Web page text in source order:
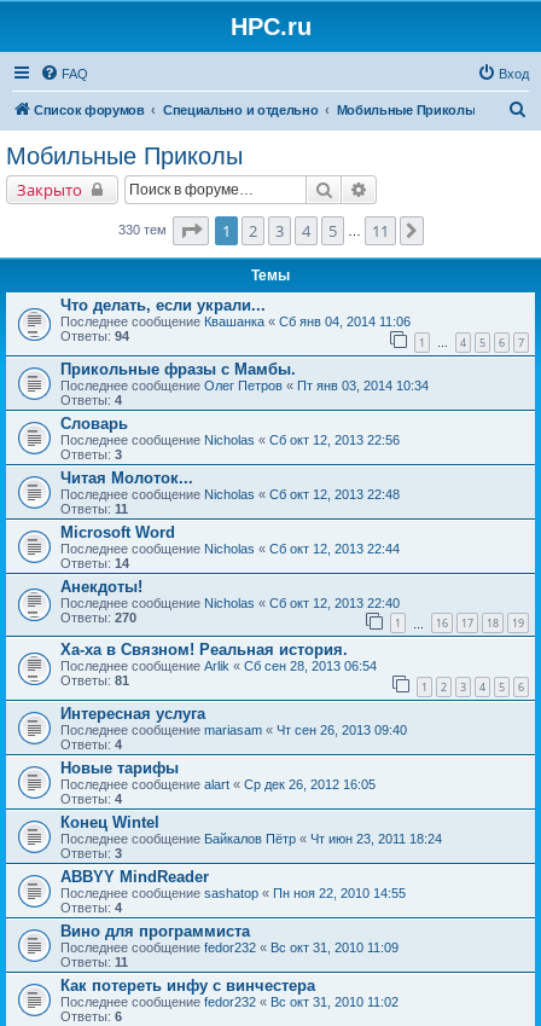
HPC.ru
FAQ Вход
Список форумов Специально и отдельно Мобильные Приколы
Мобильные Приколы
Закрыто Поиск
330 тем Страница1 из
1 2 3 4 5 11
Темы
Что делать, если украли...
Последнее сообщение Квашанка « Сб янв 04, 2014 11:06
Ответы: 94 1 … 4 5 6 7
Прикольные фразы с Мамбы.
Последнее сообщение Олег Петров « Пт янв 03, 2014 10:34
Ответы: 4
Словарь
Последнее сообщение Nicholas « Сб окт 12, 2013 22:56
Ответы: 3
Читая Молоток...
Последнее сообщение Nicholas « Сб окт 12, 2013 22:48
Ответы: 11
Microsoft Word
Последнее сообщение Nicholas « Сб окт 12, 2013 22:44
Ответы: 14
Анекдоты!
Последнее сообщение Nicholas « Сб окт 12, 2013 22:40
Ответы: 270 1 16 17 18 19
Ха-ха в Связном! Реальная история.
Последнее сообщение Arlik « Сб сен 28, 2013 06:54
Ответы: 81 1 2 3 4 5 6
Интересная услуга
Последнее сообщение mariasam « Чт сен 26, 2013 09:40
Ответы: 4
Новые тарифы
Последнее сообщение alart « Ср дек 26, 2012 16:05
Ответы: 4
Конец Wintel
Последнее сообщение Байкалов Пётр « Чт июн 23, 2011 18:24
Ответы: 3
ABBYY MindReader
Последнее сообщение sashatop « Пн ноя 22, 2010 14:55
Ответы: 4
Вино для программиста
Последнее сообщение fedor232 « Вс окт 31, 2010 11:09
Ответы: 11
Как потереть инфу с винчестера
Последнее сообщение fedor232 « Вс окт 31, 2010 11:02
Ответы: 6